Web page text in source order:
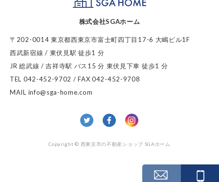
株式会社SGAホーム
〒202-0014 東京都西東京市富士町四丁目17-6 大嶋ビル1F
西武新宿線 / 東伏見駅 徒歩1 分
JR 総武線 / 吉祥寺駅 バス15 分 東伏見下車 徒歩1 分
TEL 042-452-9702 / FAX 042-452-9708
MAIL info@sga-home.com
Copyright © 西東京市の不動産ショップ SGAホーム